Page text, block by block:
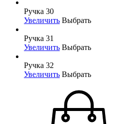
Ручка 30
Увеличить Выбрать
Ручка 31
Увеличить Выбрать
Ручка 32
Увеличить Выбрать